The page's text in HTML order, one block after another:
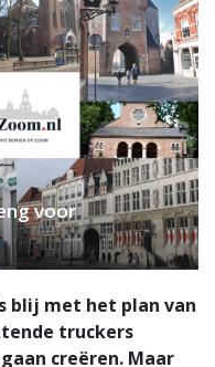
voor
is blij met het plan van
truckers
creëren. Maar